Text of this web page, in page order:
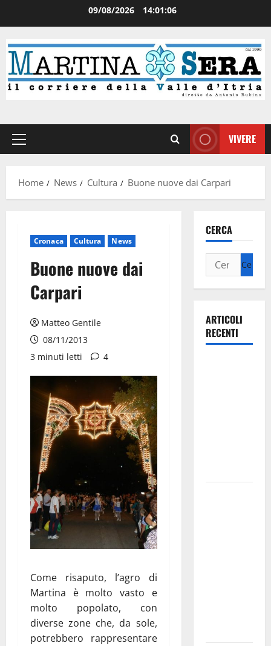
09/08/2026 14:01:07
VIVERE
Home News Cultura Buone nuove dai Carpari
Cronaca Cultura News
Buone nuove dai
Carpari
Matteo Gentile
08/11/2013
3 minuti letti
4
Come risaputo, l’agro di
Martina è molto vasto e
molto popolato, con
diverse zone che, da sole,
potrebbero rappresentare
CERCA
ARTICOLI
RECENTI